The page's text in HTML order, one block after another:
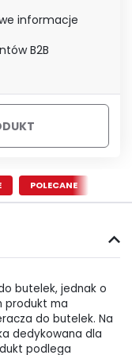
informacje
B2B
POLECANE
butelek, jednak o
produkt ma
do butelek. Na
dedykowana dla
podlega